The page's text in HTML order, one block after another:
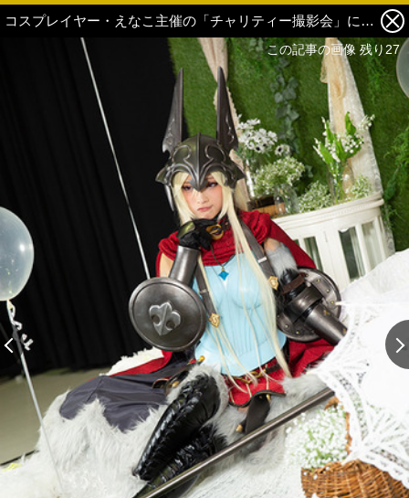
コスプレイヤー・えなこ主催の「チャリティー撮影会」に約300人の参加者が来場、売上金はすべて寄付 22枚目の写真・画像
この記事の画像 残り27